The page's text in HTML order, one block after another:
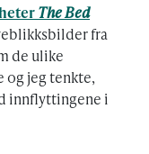
The Bed
fra
de ulike
og jeg tenkte,
innflyttingene i